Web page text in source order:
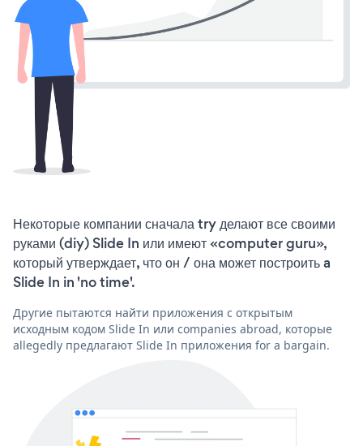
Некоторые компании сначала try делают все своими
руками (diy) Slide In или имеют «computer guru»,
который утверждает, что он / она может построить a
Slide In in 'no time'.
Другие пытаются найти приложения с открытым
исходным кодом Slide In или companies abroad, которые
allegedly предлагают Slide In приложения for a bargain.